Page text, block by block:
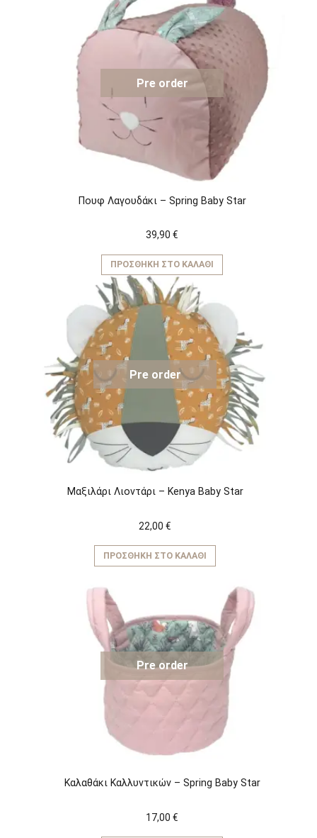
Pre order
Πουφ Λαγουδάκι – Spring Baby Star
39,90 €
ΠΡΟΣΘΉΚΗ ΣΤΟ ΚΑΛΆΘΙ
Pre order
Μαξιλάρι Λιοντάρι – Kenya Baby Star
22,00 €
ΠΡΟΣΘΉΚΗ ΣΤΟ ΚΑΛΆΘΙ
Pre order
Καλαθάκι Καλλυντικών – Spring Baby Star
17,00 €